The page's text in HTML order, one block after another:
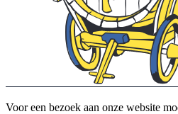
Voor een bezoek aan onze website